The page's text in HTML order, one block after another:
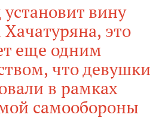
установит вину
это
еще одним
что девушки
в рамках
самообороны